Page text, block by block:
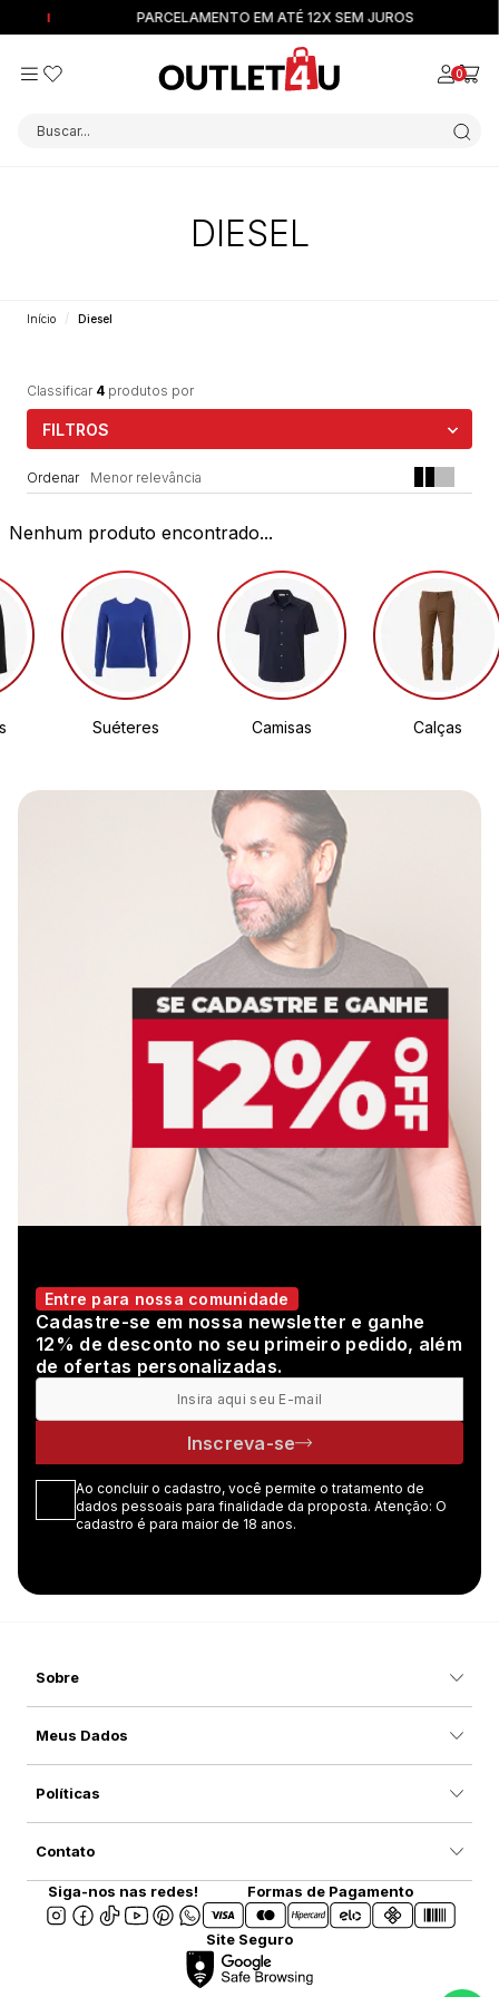
PARCELAMENTO EM ATÉ 12X SEM JUROS
0
Buscar...
DIESEL
Início Diesel
FILTROS
Classificar 4 produtos por
Menor relevância
Nenhum produto encontrado...
Suéteres Camisas Calças
Entre para nossa comunidade
Cadastre-se em nossa newsletter e ganhe
12% de desconto no seu primeiro pedido, além
de ofertas personalizadas.
Inscreva-se
Ao concluir o cadastro, você permite o tratamento de
dados pessoais para finalidade da proposta. Atenção: O
cadastro é para maior de 18 anos.
Sobre
Meus Dados
Políticas
Contato
Siga-nos nas redes! Formas de Pagamento
Site Seguro